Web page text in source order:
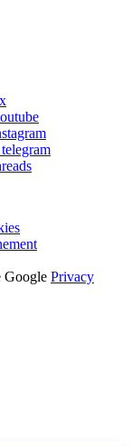
Google Privacy